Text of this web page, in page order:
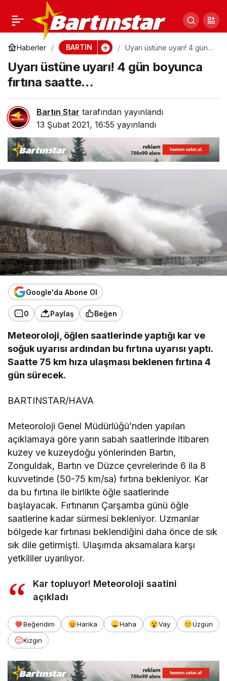
Haberler BARTIN
Uyarı üstüne uyarı! 4 gün
Uyarı üstüne uyarı! 4 gün boyunca
fırtına saatte…
Bartın Star tarafından yayınlandı
13 Şubat 2021, 16:55 yayınlandı
Google'da Abone Ol
0 Paylaş Beğen
Meteoroloji, öğlen saatlerinde yaptığı kar ve
soğuk uyarısı ardından bu fırtına uyarısı yaptı.
Saatte 75 km hıza ulaşması beklenen fırtına 4
gün sürecek.
BARTINSTAR/HAVA
Meteoroloji Genel Müdürlüğü’nden yapılan
açıklamaya göre yarın sabah saatlerinde itibaren
kuzey ve kuzeydoğu yönlerinden Bartın,
Zonguldak, Bartın ve Düzce çevrelerinde 6 ila 8
kuvvetinde (50-75 km/sa) fırtına bekleniyor. Kar
da bu fırtına ile birlikte öğle saatlerinde
başlayacak. Fırtınanın Çarşamba günü öğle
saatlerine kadar sürmesi bekleniyor. Uzmanlar
bölgede kar fırtınası beklendiğini daha önce de sık
sık dile getirmişti. Ulaşımda aksamalara karşı
yetkililer uyarılıyor.
Kar topluyor! Meteoroloji saatini
açıkladı
Beğendim Harika Haha Vay
Üzgün
Kızgın
Kar topluyor!
Meteoroloji saatini
açıkladı
0 Paylaş